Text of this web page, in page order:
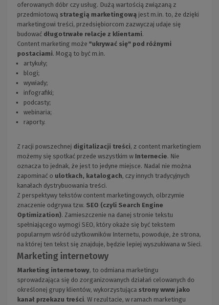
oferowanych dóbr czy usług. Dużą wartością związaną z
przedmiotową strategią marketingową jest m.in. to, że dzięki
marketingowi treści, przedsiębiorcom zazwyczaj udaje się
budować długotrwałe relacje z klientami.
Content marketing może "ukrywać się" pod różnymi
postaciami. Mogą to być m.in.
artykuły;
blogi;
wywiady;
infografiki;
podcasty;
webinaria;
raporty.
Z racji powszechnej digitalizacji treści, z content marketingiem
możemy się spotkać przede wszystkim w Internecie. Nie
oznacza to jednak, że jest to jedyne miejsce. Nadal nie można
zapominać o ulotkach, katalogach, czy innych tradycyjnych
kanałach dystrybuowania treści.
Z perspektywy tekstów content marketingowych, olbrzymie
znaczenie odgrywa tzw. SEO (czyli Search Engine
Optimization). Zamieszczenie na danej stronie tekstu
spełniającego wymogi SEO, który okaże się być tekstem
popularnym wśród użytkowników Internetu, powoduje, że strona,
na której ten tekst się znajduje, będzie lepiej wyszukiwana w Sieci.
Marketing internetowy
Marketing internetowy, to odmiana marketingu
sprowadzająca się do zorganizowanych działań celowanych do
określonej grupy klientów, wykorzystująca strony www jako
kanał przekazu treści. W rezultacie, w ramach marketingu